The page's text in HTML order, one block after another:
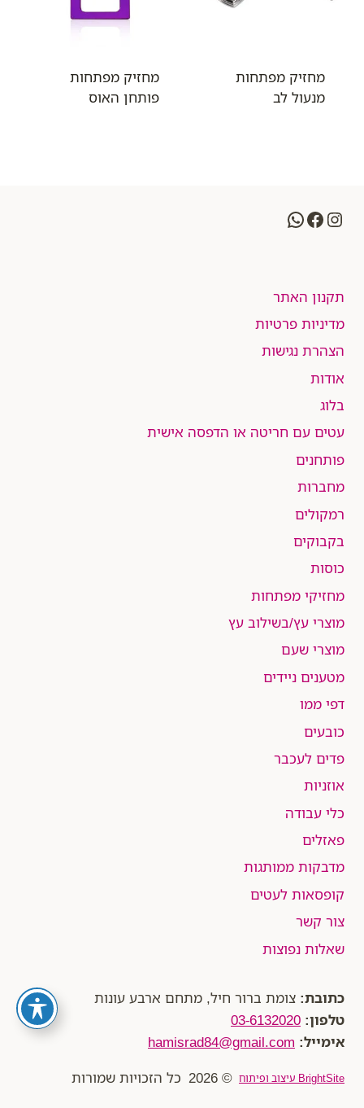
מחזיק מפתחות
מנעול לב
מחזיק מפתחות
פותחן האוס
Instagram
Facebook
WhatsApp
תקנון האתר
מדיניות פרטיות
הצהרת נגישות
אודות
בלוג
עטים עם חריטה או הדפסה אישית
פותחנים
מחברות
רמקולים
בקבוקים
כוסות
מחזיקי מפתחות
מוצרי עץ/בשילוב עץ
מוצרי שעם
מטענים ניידים
דפי ממו
כובעים
פדים לעכבר
אוזניות
כלי עבודה
פאזלים
מדבקות ממותגות
קופסאות לעטים
צור קשר
שאלות נפוצות
כתובת: צומת ברור חיל, מתחם ארבע עונות
טלפון: 03-6132020
אימייל: hamisrad84@gmail.com
BrightSite עיצוב ופיתוח © 2026 כל הזכויות שמורות